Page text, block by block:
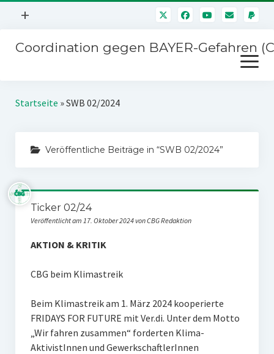
Menü
+
Mitmachen
Störfälle
Coordination gegen BAYER-Gefahren
Menü
öffnen
Kampagnen
Stichwort BAYER
SPENDEN
Startseite »SWB 02/2024
Veröffentliche Beiträge in “SWB 02/2024”
Ticker 02/24
Veröffentlicht am 17. Oktober 2024 von CBG Redaktion
AKTION & KRITIK
CBG beim Klimastreik
Beim Klimastreik am 1. März 2024 kooperierte
FRIDAYS FOR FUTURE mit Ver.di. Unter dem Motto
„Wir fahren zusammen“ forderten Klima-
AktivistInnen und GewerkschaftlerInnen